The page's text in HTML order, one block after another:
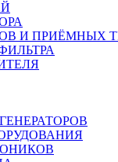
И ПРИЁМНЫХ